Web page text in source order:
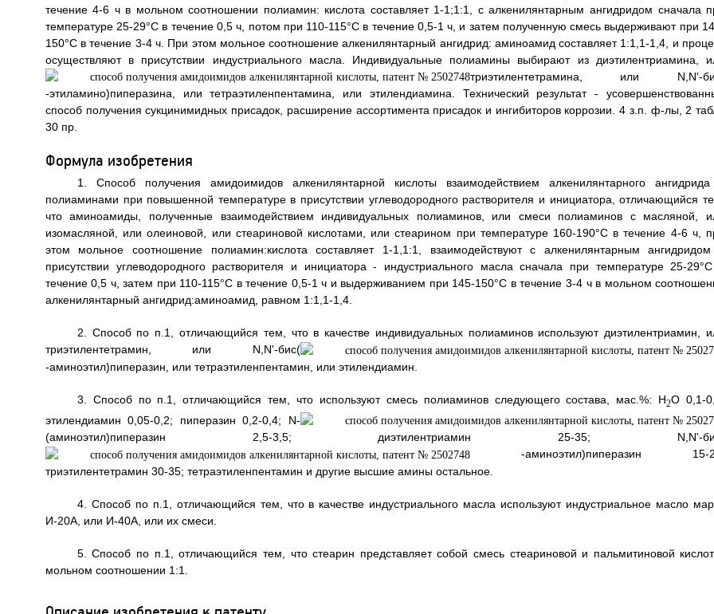
течение 4-6 ч в мольном соотношении полиамин: кислота составляет 1-1;1:1, с алкенилянтарным ангидридом сначала
температуре 25-29°С в течение 0,5 ч, потом при 110-115°С в течение 0,5-1 ч, и затем полученную смесь выдерживают при
150°С в течение 3-4 ч. При этом мольное соотношение алкенилянтарный ангидрид: аминоамид составляет 1:1,1-1,4, и
осуществляют в присутствии индустриального масла. Индивидуальные полиамины выбирают из диэтилентриамина,
триэтилентетрамина, или N,N'-
-этиламино)пиперазина, или тетраэтиленпентамина, или этилендиамина. Технический результат -
способ получения сукцинимидных присадок, расширение ассортимента присадок и ингибиторов коррозии. 4 з.п. ф-лы, 2
30 пр.
Формула изобретения
1. Способ получения амидоимидов алкенилянтарной кислоты взаимодействием алкенилянтарного
полиаминами при повышенной температуре в присутствии углеводородного растворителя и инициатора, отличающийся
что аминоамиды, полученные взаимодействием индивидуальных полиаминов, или смеси полиаминов с масляной,
изомасляной, или олеиновой, или стеариновой кислотами, или стеарином при температуре 160-190°С в течение 4-6 ч,
этом мольное соотношение полиамин:кислота составляет 1-1,1:1, взаимодействуют с алкенилянтарным
присутствии углеводородного растворителя и инициатора - индустриального масла сначала при температуре 25-
течение 0,5 ч, затем при 110-115°С в течение 0,5-1 ч и выдерживанием при 145-150°С в течение 3-4 ч в мольном
алкенилянтарный ангидрид:аминоамид, равном 1:1,1-1,4.
2. Способ по п.1, отличающийся тем, что в качестве индивидуальных полиаминов используют диэтилентриамин,
триэтилентетрамин, или N,N'-бис(
-аминоэтил)пиперазин, или тетраэтиленпентамин, или этилендиамин.
3. Способ по п.1, отличающийся тем, что используют смесь полиаминов следующего состава, мас.%: H2O 0,1-
этилендиамин 0,05-0,2; пиперазин 0,2-0,4; N-
(аминоэтил)пиперазин 2,5-3,5; диэтилентриамин 25-35; N,N'-
-аминоэтил)пиперазин 15-
триэтилентетрамин 30-35; тетраэтиленпентамин и другие высшие амины остальное.
4. Способ по п.1, отличающийся тем, что в качестве индустриального масла используют индустриальное масло
И-20А, или И-40А, или их смеси.
5. Способ по п.1, отличающийся тем, что стеарин представляет собой смесь стеариновой и пальмитиновой
мольном соотношении 1:1.